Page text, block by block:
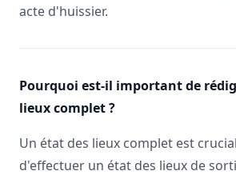
acte d'huissier.
Pourquoi est-il important de
lieux complet ?
Un état des lieux complet est
d'effectuer un état des lieux de